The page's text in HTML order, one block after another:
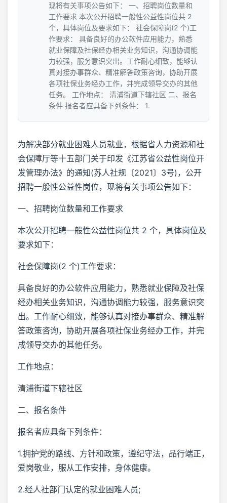
现将有关事项公告如下： 一、招聘岗位数量和
工作要求 本次公开招聘一般性公益性岗位共 2
个，具体岗位及要求如下： 社会保障岗(2 个)工
作要求： 具备良好的办公软件应用能力，熟悉
就业保障及社保经办相关业务知识，沟通协调能
力较强，服务意识突出。工作耐心细致，能够认
真对接办事群众、精准解答政策咨询，协助开展
各项社保业务经办工作，并完成领导交办的其他
任务。 工作地点： 清浦街道下辖社区 二、报名
条件 报名者应具备下列条件： 1.
为解决部分就业困难人员就业，根据省人力资源和社
会保障厅等十五部门关于印发《江苏省公益性岗位开
发管理办法》的通知(苏人社规〔2021〕3号)，公开
招聘一般性公益性岗位，现将有关事项公告如下：
一、招聘岗位数量和工作要求
本次公开招聘一般性公益性岗位共 2 个，具体岗位及
要求如下：
社会保障岗(2 个)工作要求：
具备良好的办公软件应用能力，熟悉就业保障及社保
经办相关业务知识，沟通协调能力较强，服务意识突
出。工作耐心细致，能够认真对接办事群众、精准解
答政策咨询，协助开展各项社保业务经办工作，并完
成领导交办的其他任务。
工作地点：
清浦街道下辖社区
二、报名条件
报名者应具备下列条件：
1.拥护党的路线、方针和政策，遵纪守法，品行端正，
爱岗敬业，服从工作安排，身体健康。
2.经人社部门认定的就业困难人员;